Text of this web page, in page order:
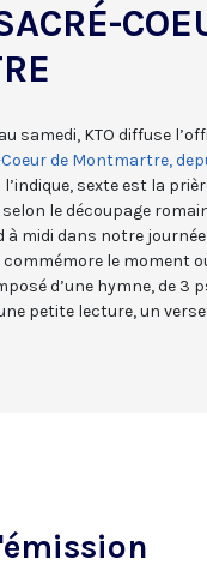
samedi, KTO diffuse
de Montmartre,
l’indique, sexte est la
le découpage
à midi dans notre
le moment
d’une hymne, de 3
petite lecture, un